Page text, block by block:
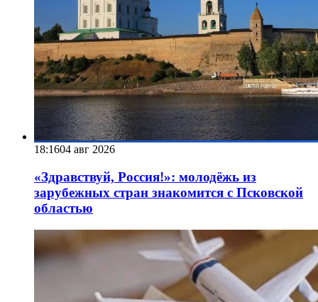
18:1604 авг 2026
«Здравствуй, Россия!»: молодёжь из
зарубежных стран знакомится с Псковской
областью